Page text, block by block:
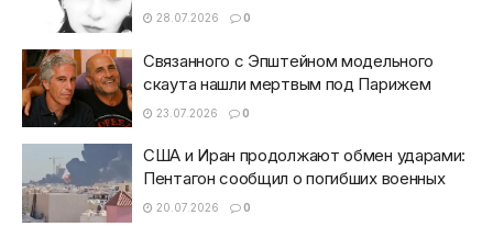
28.07.2026 0
Связанного с Эпштейном модельного
скаута нашли мертвым под Парижем
23.07.2026 0
США и Иран продолжают обмен ударами:
Пентагон сообщил о погибших военных
20.07.2026 0